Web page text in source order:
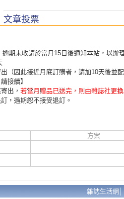
文章投票
逾期未收請於當月15日後通知本站，以辦
（因此接近月底訂購者，請加10天後並
接續】
出， 若當月贈品已送完，則由雜誌社更
，過期恕不接受退訂。
方案
雜誌生活網